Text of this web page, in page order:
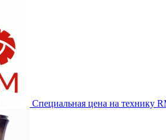
Специальная цена на технику